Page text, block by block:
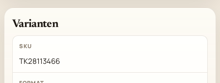
Varianten
TK28113466